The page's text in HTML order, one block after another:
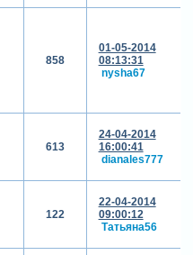
858
01-05-2014
08:13:31
nysha67
613
24-04-2014
16:00:41
dianales777
122
22-04-2014
09:00:12
Татьяна56